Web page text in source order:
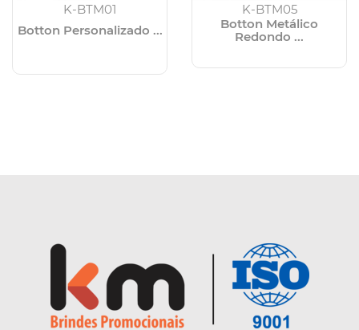
K-BTM01
Botton Personalizado ...
K-BTM05
Botton Metálico
Redondo ...